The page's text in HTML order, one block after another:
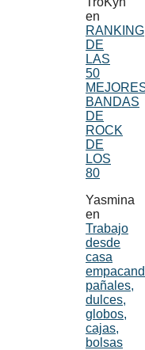
en
RANKING
DE
LAS
50
BANDAS
DE
ROCK
DE
LOS
80
Yasmina
en
Trabajo
desde
casa
pañales,
dulces,
globos,
cajas,
bolsas